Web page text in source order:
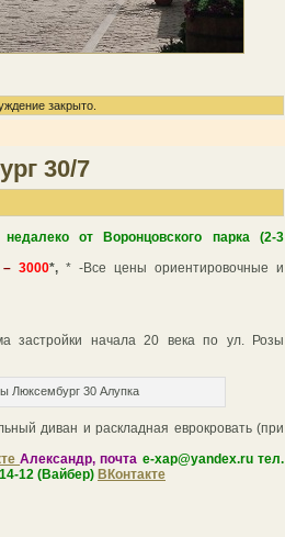
закрыто.
30/7
от Воронцовского парка (2-3
–3000*, * -Все цены ориентировочные и
застройки начала 20 века по ул. Розы
Люксембург 30 Алупка
диван и раскладная еврокровать (при
Александр, почта e-xap@yandex.ru тел.
12 (Вайбер) ВКонтакте